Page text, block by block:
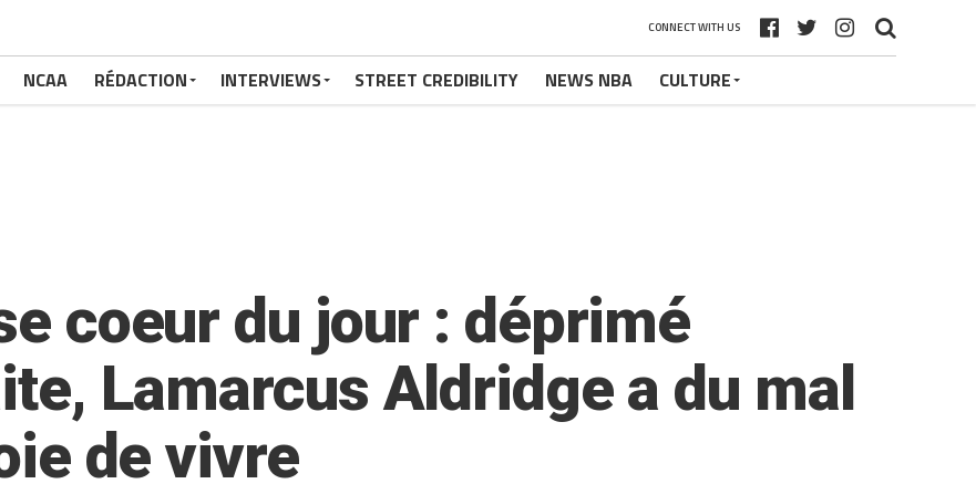
CONNECT WITH US
NCAA RÉDACTION INTERVIEWS STREET CREDIBILITY NEWS NBA CULTURE
coeur du jour : déprimé
Lamarcus Aldridge a du mal
de vivre